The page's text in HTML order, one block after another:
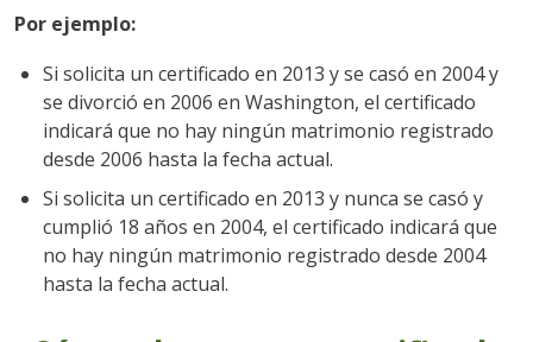
Por ejemplo:
Si solicita un certificado en 2013 y se casó en 2004 y
se divorció en 2006 en Washington, el certificado
indicará que no hay ningún matrimonio registrado
desde 2006 hasta la fecha actual.
Si solicita un certificado en 2013 y nunca se casó y
cumplió 18 años en 2004, el certificado indicará que
no hay ningún matrimonio registrado desde 2004
hasta la fecha actual.